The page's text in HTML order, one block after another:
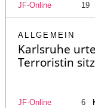
JF-Online 19
ALLGEMEIN
Karlsruhe
Terroristin
JF-Online 6